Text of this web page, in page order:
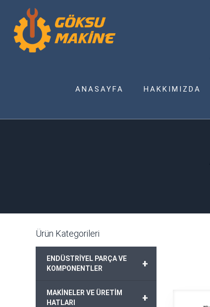
ANASAYFA HAKKIMIZDA
Ürün Kategorileri
+
ENDÜSTRİYEL PARÇA VE
KOMPONENTLER
+
MAKİNELER VE ÜRETİM
HATLARI